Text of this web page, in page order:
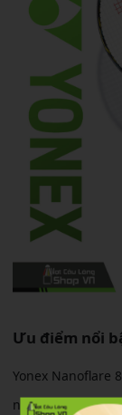
Ưu điểm nổi
Yonex Nanoflare
người chơi kiểm